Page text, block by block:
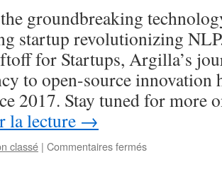
to
Scalable
Search
groundbreaking
startup revolutionizing
for Startups, Argilla’s
to open-source innovation
2017. Stay tuned for more
la lecture →
classé | Commentaires ferméssur